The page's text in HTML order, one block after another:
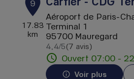
9
17.83
km
Aéroport de Paris-
Terminal 1
95700 Mauregard
4,4/5 Note de 4.4 sur 5
(7 avis)
Ouvert 07:00 -
Voir plus